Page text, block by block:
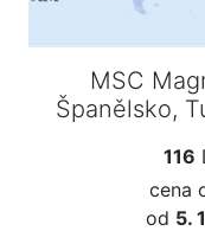
MSC
Španělsko,
116
cena
od 5.